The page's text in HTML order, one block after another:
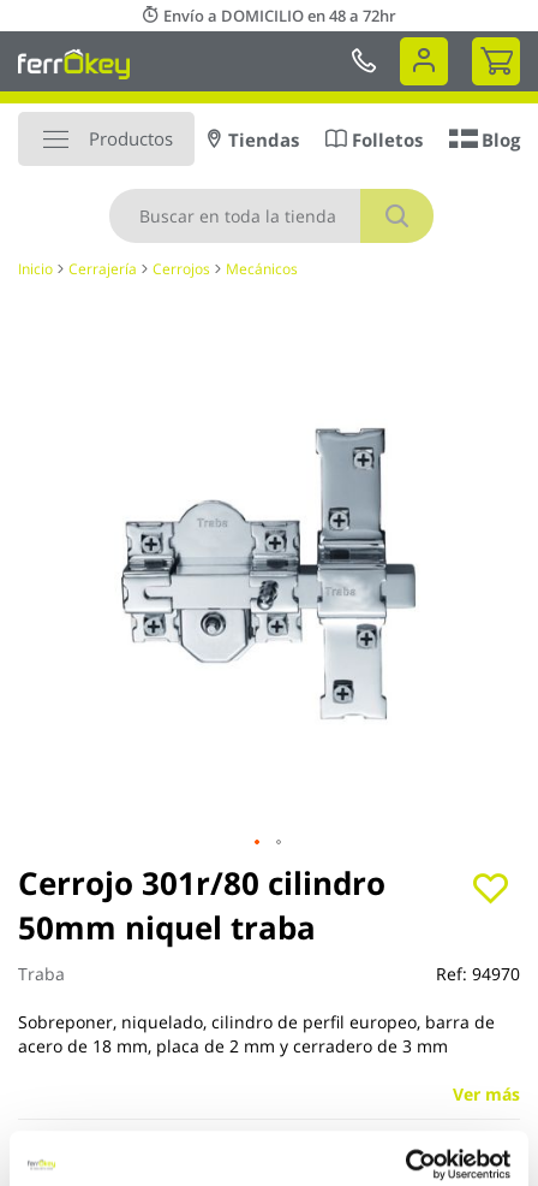
al
contenido
Envío a DOMICILIO en 48 a 72hr
Mi
Productos
Buscar
Tiendas Folletos Blog
Inicio Cerrajería Cerrojos Mecánicos
Cerrojo 301r/80 cilindro
50mm niquel traba
Traba Ref: 94970
Sobreponer, niquelado, cilindro de perfil europeo, barra de
acero de 18 mm, placa de 2 mm y cerradero de 3 mm
Ver más
17,94 €
Saltar
al
comienzo
de
la
de
imágenes